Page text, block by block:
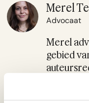
Merel
Advocaat
Merel
gebied